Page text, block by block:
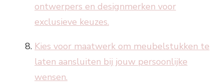
ontwerpers en designmerken voor
exclusieve keuzes.
Kies voor maatwerk om meubelstukken te
laten aansluiten bij jouw persoonlijke
wensen.